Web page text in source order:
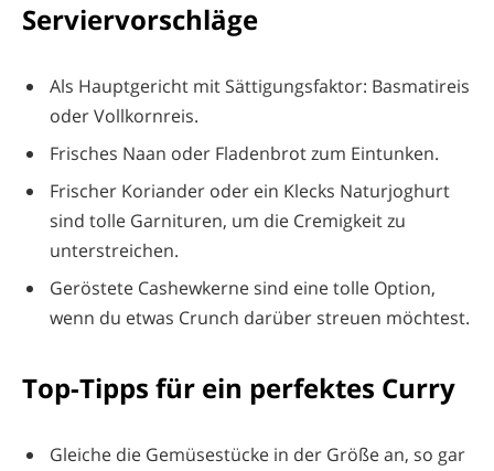
Serviervorschläge
Als Hauptgericht mit Sättigungsfaktor: Basmatireis
oder Vollkornreis.
Frisches Naan oder Fladenbrot zum Eintunken.
Frischer Koriander oder ein Klecks Naturjoghurt
sind tolle Garnituren, um die Cremigkeit zu
unterstreichen.
Geröstete Cashewkerne sind eine tolle Option,
wenn du etwas Crunch darüber streuen möchtest.
Top-Tipps für ein perfektes Curry
Gleiche die Gemüsestücke in der Größe an, so gar